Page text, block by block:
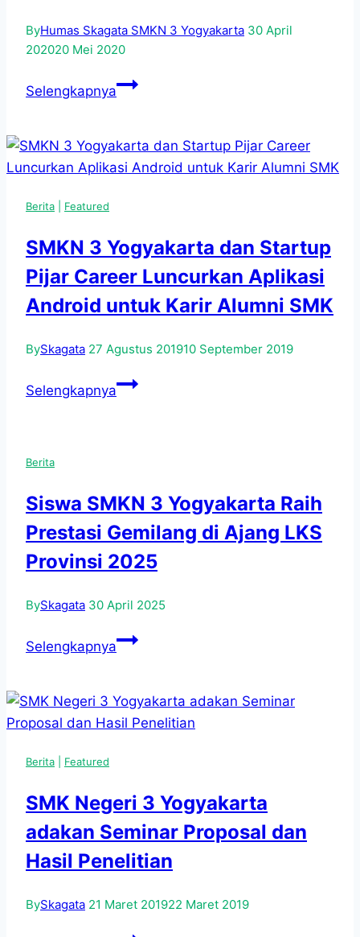
DPP
Asosiasi
Pengusaha
Indonesia
ByHumas Skagata SMKN 3 Yogyakarta 30 April
202020 Mei 2020
SelengkapnyaPemberitahuan
2019/2020
Berita Featured
SMKN 3 Yogyakarta dan Startup
Pijar Career Luncurkan Aplikasi
Android untuk Karir Alumni SMK
BySkagata 27 Agustus 201910 September 2019
SelengkapnyaSMKN
Career
Luncurkan
Aplikasi
untuk
Alumni
Berita
Siswa SMKN 3 Yogyakarta Raih
Prestasi Gemilang di Ajang LKS
Provinsi 2025
BySkagata 30 April 2025
SelengkapnyaSiswa
Yogyakarta
Raih
Ajang
LKS
Provinsi
Berita Featured
SMK Negeri 3 Yogyakarta
adakan Seminar Proposal dan
Hasil Penelitian
BySkagata 21 Maret 201922 Maret 2019